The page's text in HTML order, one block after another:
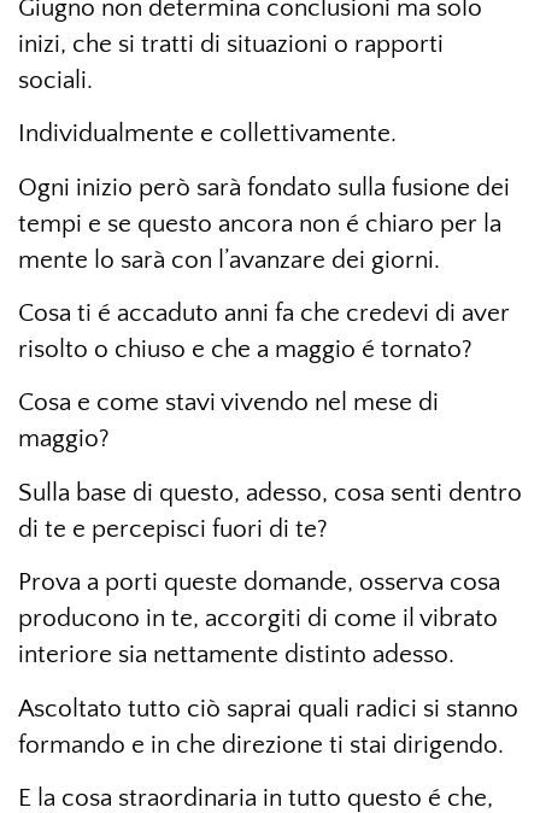
Giugno non determina conclusioni ma solo
inizi, che si tratti di situazioni o rapporti
sociali.
Individualmente e collettivamente.
Ogni inizio però sarà fondato sulla fusione dei
tempi e se questo ancora non é chiaro per la
mente lo sarà con l’avanzare dei giorni.
Cosa ti é accaduto anni fa che credevi di aver
risolto o chiuso e che a maggio é tornato?
Cosa e come stavi vivendo nel mese di
maggio?
Sulla base di questo, adesso, cosa senti dentro
di te e percepisci fuori di te?
Prova a porti queste domande, osserva cosa
producono in te, accorgiti di come il vibrato
interiore sia nettamente distinto adesso.
Ascoltato tutto ciò saprai quali radici si stanno
formando e in che direzione ti stai dirigendo.
E la cosa straordinaria in tutto questo é che,